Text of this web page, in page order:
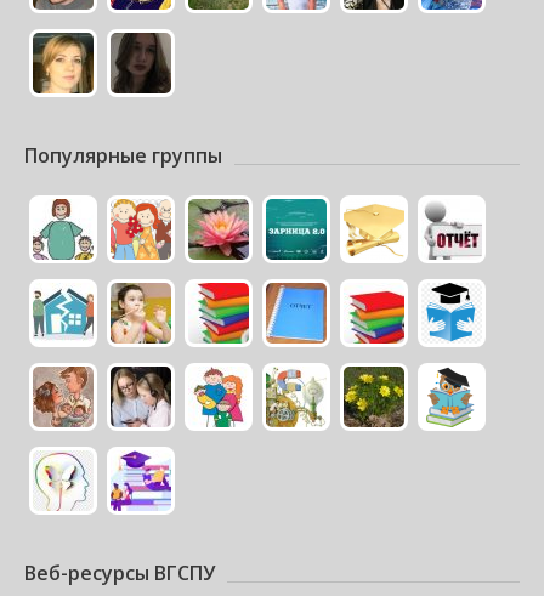
Популярные группы
Веб-ресурсы ВГСПУ